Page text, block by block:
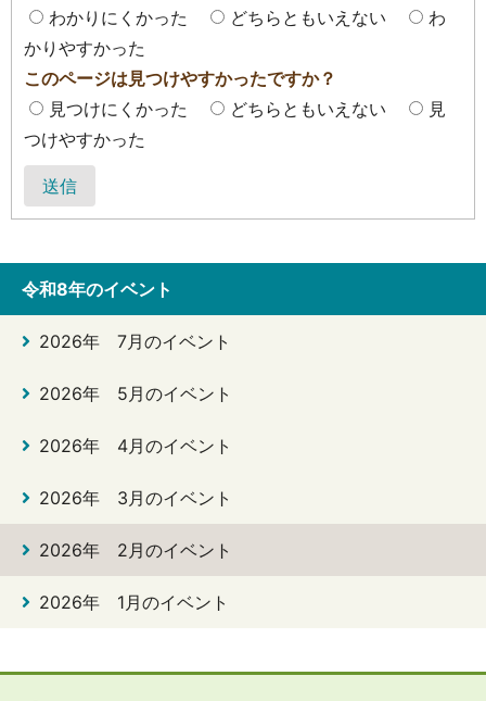
わかりにくかった
どちらともいえない
わ
かりやすかった
このページは見つけやすかったですか？
見つけにくかった
どちらともいえない
見
つけやすかった
送信
令和8年のイベント
2026年 7月のイベント
2026年 5月のイベント
2026年 4月のイベント
2026年 3月のイベント
2026年 2月のイベント
2026年 1月のイベント